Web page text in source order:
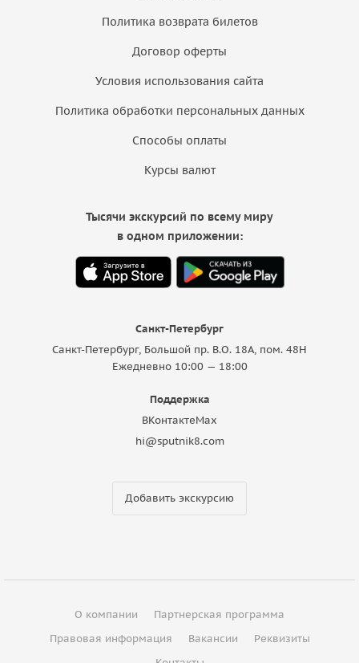
Политика возврата билетов
Договор оферты
Условия использования сайта
Политика обработки персональных данных
Способы оплаты
Курсы валют
Санкт-Петербург
Санкт-Петербург, Большой пр. В.О. 18A, пом. 48Н
Ежедневно 10:00 — 18:00
Поддержка
ВКонтактеMax
hi@sputnik8.com
Добавить экскурсию
Тысячи экскурсий по всему миру
в одном приложении:
О компании
Партнерская программа
Правовая информация
Вакансии
Реквизиты